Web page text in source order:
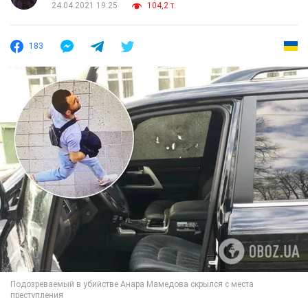
24.04.2021 19:25
104,2 т.
183